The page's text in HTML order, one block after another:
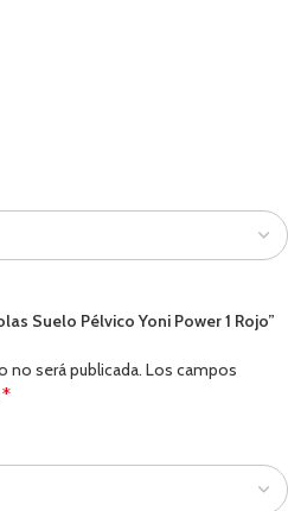
Suelo Pélvico Yoni Power 1 Rojo”
no será publicada. Los campos
*